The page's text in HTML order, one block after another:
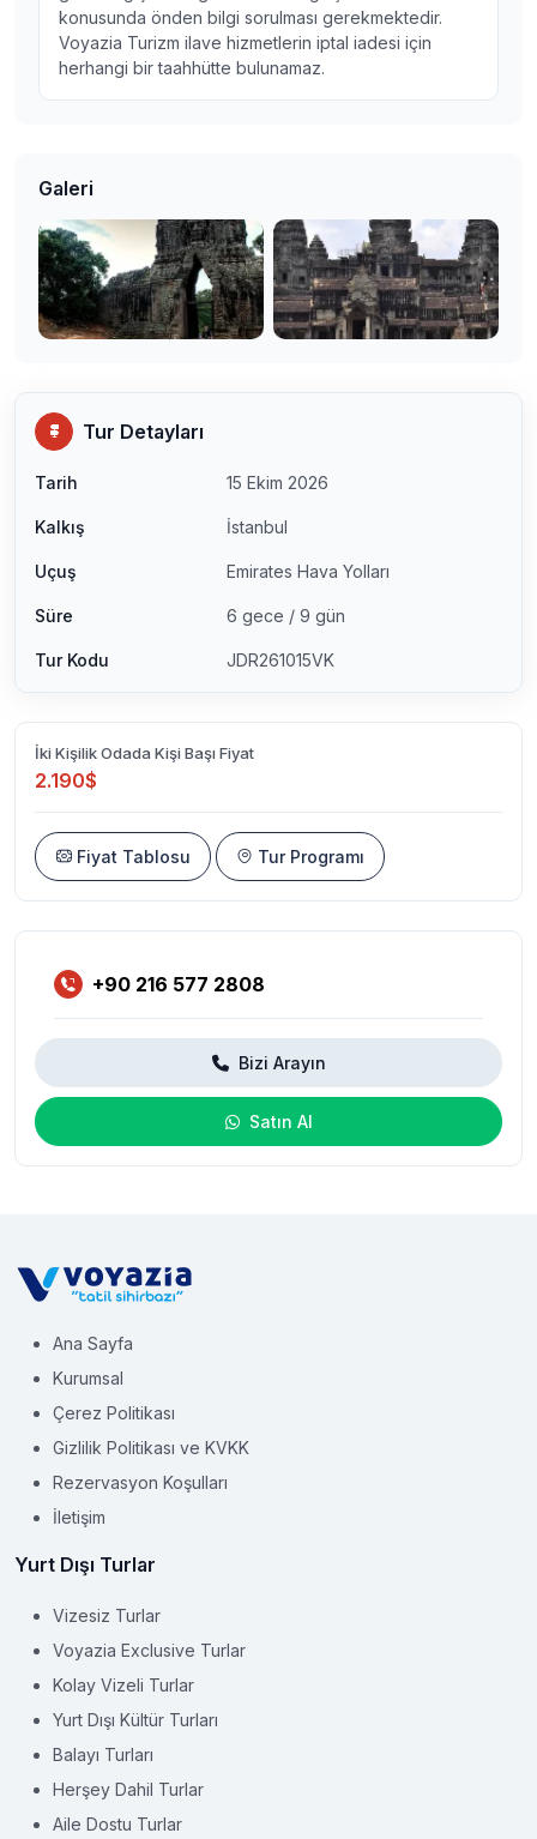
konusunda önden bilgi sorulması gerekmektedir.
Voyazia Turizm ilave hizmetlerin iptal iadesi için
herhangi bir taahhütte bulunamaz.
Galeri
Tur Detayları
Tarih 15 Ekim 2026
Kalkış İstanbul
Uçuş Emirates Hava Yolları
Süre 6 gece / 9 gün
Tur Kodu JDR261015VK
İki Kişilik Odada Kişi Başı Fiyat
2.190$
Fiyat Tablosu Tur Programı
+90 216 577 2808
Bizi Arayın
Satın Al
Ana Sayfa
Kurumsal
Çerez Politikası
Gizlilik Politikası ve KVKK
Rezervasyon Koşulları
İletişim
Yurt Dışı Turlar
Vizesiz Turlar
Voyazia Exclusive Turlar
Kolay Vizeli Turlar
Yurt Dışı Kültür Turları
Balayı Turları
Herşey Dahil Turlar
Aile Dostu Turlar